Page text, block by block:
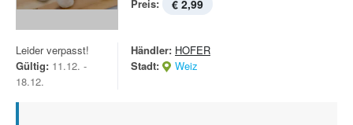
Preis: € 2,99
Leider verpasst!
Gültig: 11.12. -
18.12.
Händler: HOFER
Stadt:
Weiz